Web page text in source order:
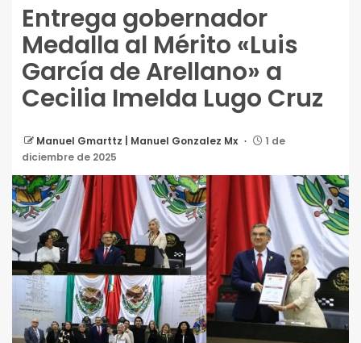
Entrega gobernador
Medalla al Mérito «Luis
García de Arellano» a
Cecilia Imelda Lugo Cruz
Manuel Gmarttz | Manuel Gonzalez Mx
1 de
diciembre de 2025